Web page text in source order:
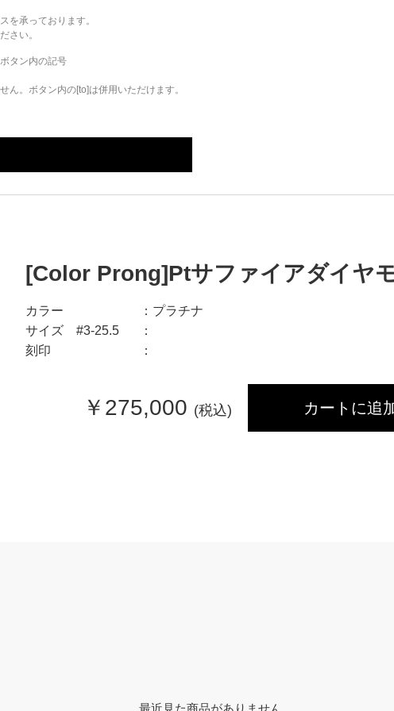
を承っております。
さい。
タン内の記号
。ボタン内の[to]は併用いただけます。
[Color Prong]Ptサファイアダイヤ
カラー
プラチナ
サイズ #3-25.5
刻印
￥ 275,000 (税込) カートに追
最近見た商品がありません。